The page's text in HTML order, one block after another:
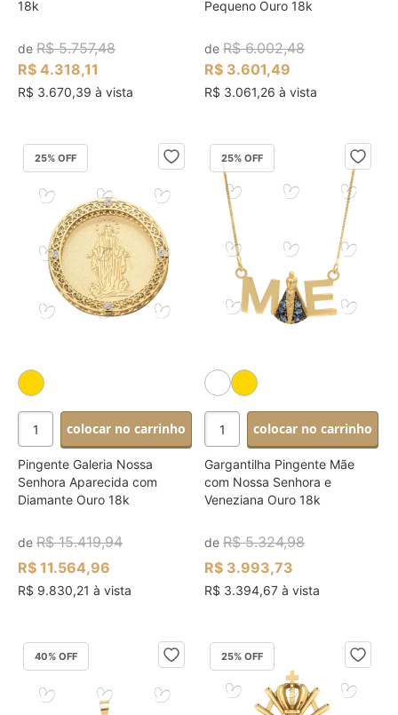
18k
de R$ 5.757,48
R$ 4.318,11
R$ 3.670,39 à vista
Pequeno Ouro 18k
deR$ 6.002,48
R$ 3.601,49
R$ 3.061,26 à vista
25% OFF
colocar no carrinho
Pingente Galeria Nossa
Senhora Aparecida com
Diamante Ouro 18k
de R$ 15.419,94
R$ 11.564,96
R$ 9.830,21 à vista
25% OFF
colocar no carrinho
Gargantilha Pingente Mãe
com Nossa Senhora e
Veneziana Ouro 18k
deR$ 5.324,98
R$ 3.993,73
R$ 3.394,67 à vista
40% OFF 25% OFF